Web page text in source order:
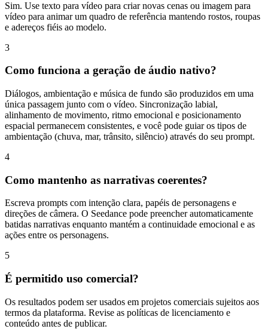
Sim. Use texto para vídeo para criar novas cenas ou imagem para
vídeo para animar um quadro de referência mantendo rostos, roupas
e adereços fiéis ao modelo.
3
Como funciona a geração de áudio nativo?
Diálogos, ambientação e música de fundo são produzidos em uma
única passagem junto com o vídeo. Sincronização labial,
alinhamento de movimento, ritmo emocional e posicionamento
espacial permanecem consistentes, e você pode guiar os tipos de
ambientação (chuva, mar, trânsito, silêncio) através do seu prompt.
4
Como mantenho as narrativas coerentes?
Escreva prompts com intenção clara, papéis de personagens e
direções de câmera. O Seedance pode preencher automaticamente
batidas narrativas enquanto mantém a continuidade emocional e as
ações entre os personagens.
5
É permitido uso comercial?
Os resultados podem ser usados em projetos comerciais sujeitos aos
termos da plataforma. Revise as políticas de licenciamento e
conteúdo antes de publicar.